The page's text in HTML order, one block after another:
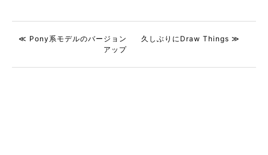
≪ Pony系モデルのバージョン
アップ
久しぶりにDraw Things ≫